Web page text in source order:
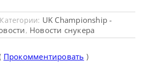
UK Championship -
, Новости снукера
Прокомментировать )